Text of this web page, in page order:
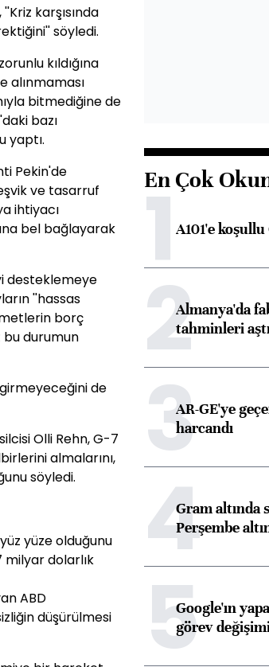
karşısında
söyledi.
kıldığına
alınmaması
bitmediğine de
bazı
yaptı.
Pekin'de
ve tasarruf
ihtiyacı
bel bağlayarak
desteklemeye
''hassas
borç
bu durumun
de
Olli Rehn, G-7
almalarını,
söyledi.
yüze olduğunu
dolarlık
ABD
düşürülmesi
En Çok
1A101'e
2Almanya'da
tahminleri
3AR-GE'ye
harcandı
4Gram altında
Perşembe
5Google'ın
görev